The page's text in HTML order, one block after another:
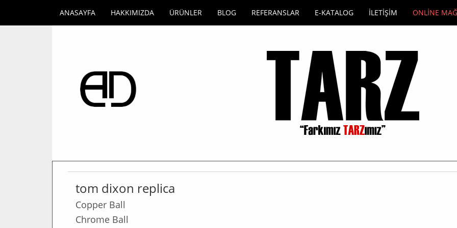
ANASAYFA HAKKIMIZDA ÜRÜNLER BLOG REFERANSLAR E-KATALOG İLETİŞİM ONLİNE
tom dixon replica
Copper Ball
Chrome Ball